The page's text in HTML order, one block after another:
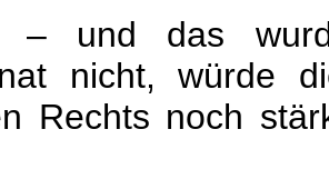
– und das
nicht, würde
Rechts noch